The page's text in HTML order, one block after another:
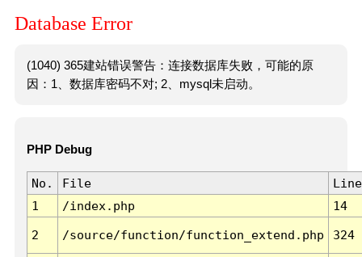
Database Error
(1040) 365建站错误警告：连接数据库失败，可能的原
因：1、数据库密码不对; 2、mysql未启动。
PHP Debug
No. File
Line
1
/index.php 14
2 /source/function/function_extend.php 324